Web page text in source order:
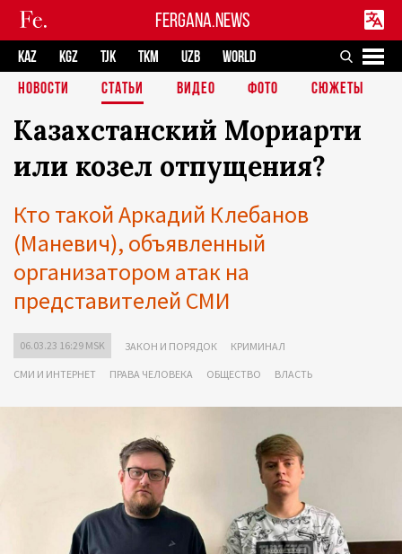
FERGANA.NEWS
KAZ KGZ TJK TKM UZB
WORLD
НОВОСТИ
СТАТЬИ ВИДЕО ФОТО СЮЖЕТЫ
Казахстанский Мориарти
или козел отпущения?
Кто такой Аркадий Клебанов
(Маневич), объявленный
организатором атак на
представителей СМИ
06.03.23 16:29 MSK ЗАКОН И ПОРЯДОК КРИМИНАЛ
СМИ И ИНТЕРНЕТ ПРАВА ЧЕЛОВЕКА ОБЩЕСТВО ВЛАСТЬ